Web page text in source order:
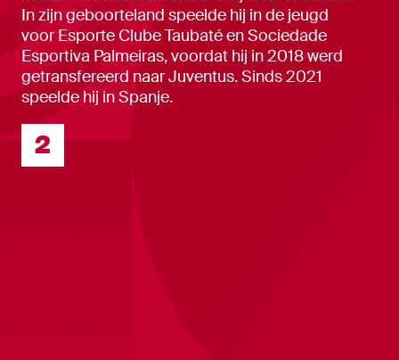
In zijn geboorteland speelde hij in de jeugd
voor Esporte Clube Taubaté en Sociedade
Esportiva Palmeiras, voordat hij in 2018 werd
getransfereerd naar Juventus. Sinds 2021
speelde hij in Spanje.
Rugnummer
2